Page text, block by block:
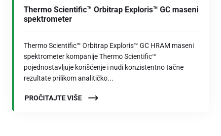
Thermo Scientific™ Orbitrap Exploris™ GC maseni
spektrometer
Thermo Scientific™ Orbitrap Exploris™ GC HRAM maseni
spektrometer kompanije Thermo Scientific™
pojednostavljuje korišćenje i nudi konzistentno tačne
rezultate prilikom analitičko...
PROČITAJTE VIŠE